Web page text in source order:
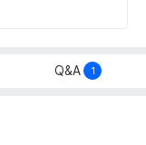
Q&A 1